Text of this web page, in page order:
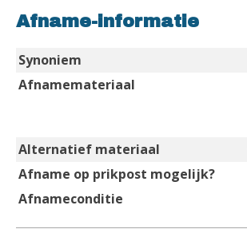
Afname-informatie
Synoniem
Afnamemateriaal
Alternatief materiaal
Afname op prikpost mogelijk?
Afnameconditie